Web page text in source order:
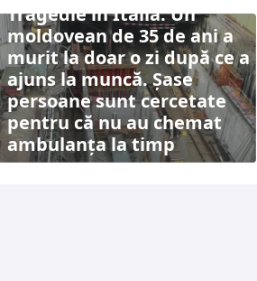
Tragedie în Italia: Un
moldovean de 35 de ani a
murit la doar o zi după ce a
ajuns la muncă. Șase
persoane sunt cercetate
pentru că nu au chemat
ambulanța la timp